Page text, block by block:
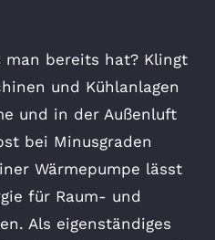
man bereits hat? Klingt
und Kühlanlagen
und in der Außenluft
bei Minusgraden
Wärmepumpe lässt
für Raum- und
Als eigenständiges